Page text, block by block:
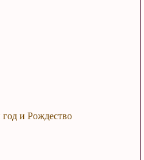
и Рождество